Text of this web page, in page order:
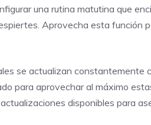
una rutina matutina que
Aprovecha esta función
se actualizan constantemente
para aprovechar al máximo
disponibles para